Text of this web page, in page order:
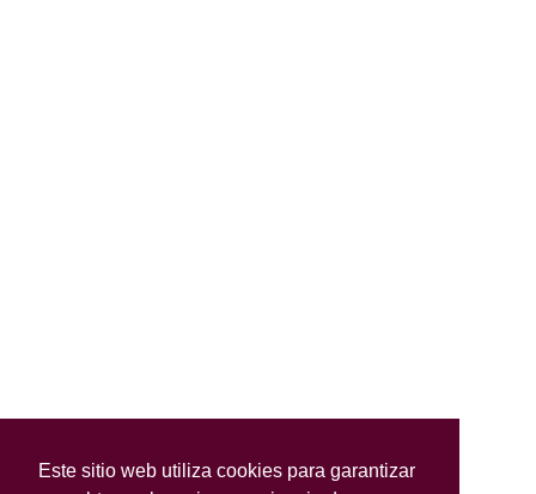
Este sitio web utiliza cookies para garantizar